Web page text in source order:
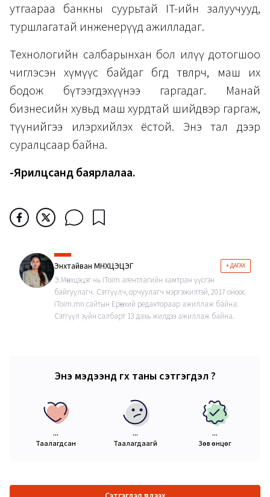
утгаараа банкны суурьтай IT-ийн залуучууд,
туршлагатай инженерүүд ажилладаг.
Технологийн салбарынхан бол илүү дотогшоо
чиглэсэн хүмүүс байдаг бөгөөд төвлөрч, маш их
бодож бүтээгдэхүүнээ гаргадаг. Манай
бизнесийн хувьд маш хурдтай шийдвэр гаргаж,
түүнийгээ илэрхийлэх ёстой. Энэ тал дээр
суралцсаар байна.
-Ярилцсанд баярлалаа.
Энхтайван МӨНХЦЭЦЭГ + ДАГАХ
Э.Мөнхцэцэг нь iToim агентлагийн хамтран үүсгэн
байгуулагч. Сэтгүүлч, орчуулагч мэргэжилтэй, 2017 оноос
iToim.mn сайтын Ерөнхий редактораар ажиллаж байна.
Сэтгүүл зүйн салбарт 13 дахь жилдээ ажиллаж байна.
Энэ мэдээнд өгөх таны сэтгэгдэл ?
...
Таалагдсан
...
Таалагдаагүй
...
Зөв өнцөг